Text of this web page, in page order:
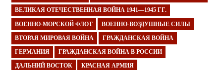
ВЕЛИКАЯ ОТЕЧЕСТВЕННАЯ ВОЙНА 1941—1945 ГГ.
ВОЕННО-МОРСКОЙ ФЛОТ ВОЕННО-ВОЗДУШНЫЕ СИЛЫ
ВТОРАЯ МИРОВАЯ ВОЙНА ГРАЖДАНСКАЯ ВОЙНА
ГЕРМАНИЯ ГРАЖДАНСКАЯ ВОЙНА В РОССИИ
ДАЛЬНИЙ ВОСТОК КРАСНАЯ АРМИЯ